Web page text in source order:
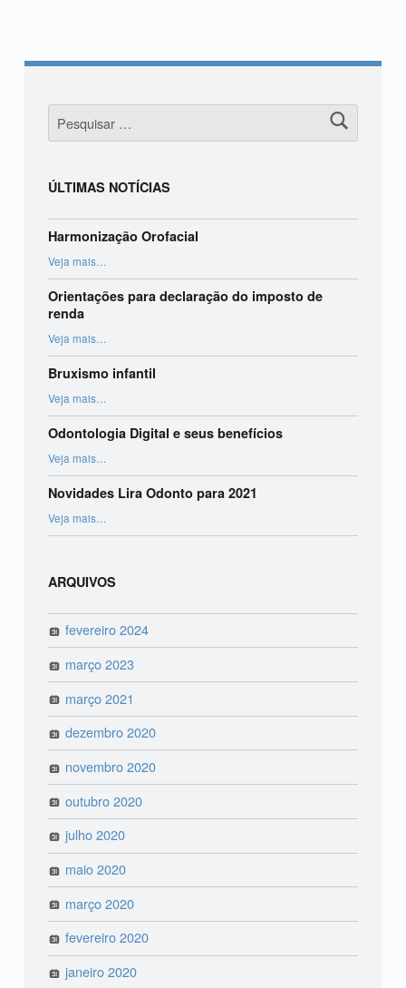
Pesquisar por:
ÚLTIMAS NOTÍCIAS
Harmonização Orofacial
Veja mais…
Orientações para declaração do imposto de
renda
Veja mais“Orientações para declaração do imposto de renda”
…
Bruxismo infantil
Veja mais…
Odontologia Digital e seus benefícios
Veja mais…
Novidades Lira Odonto para 2021
Veja mais…
ARQUIVOS
fevereiro 2024
março 2023
março 2021
dezembro 2020
novembro 2020
outubro 2020
julho 2020
maio 2020
março 2020
fevereiro 2020
janeiro 2020